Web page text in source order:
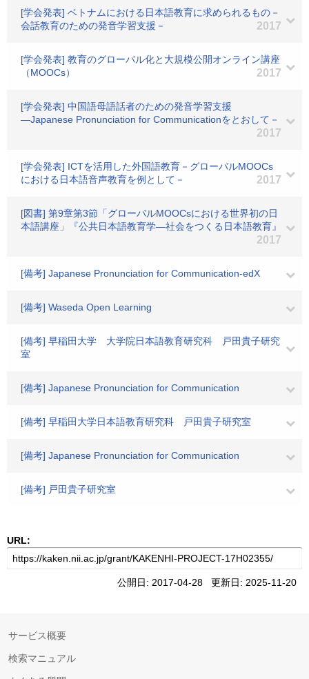
[学会発表] ベトナムにおける日本語教育に求められるもの－
会話教育のための発音学習支援－
2017
[学会発表] 教育のグローバル化と大規模公開オンライン講座
（MOOCs）
2017
[学会発表] 中国語母語話者のための発音学習支援
―Japanese Pronunciation for Communicationをとおして－
2017
[学会発表] ICTを活用した外国語教育－グローバルMOOCs
における日本語音声教育を例として－
2017
[図書] 第9章第3節「グローバルMOOCsにおける世界初の日
本語講座」『公共日本語教育学―社会をつくる日本語教育』
2017
[備考] Japanese Pronunciation for Communication-edX
[備考] Waseda Open Learning
[備考] 早稲田大学 大学院日本語教育研究科 戸田貴子研究
室
[備考] Japanese Pronunciation for Communication
[備考] 早稲田大学日本語教育研究科 戸田貴子研究室
[備考] Japanese Pronunciation for Communication
[備考] 戸田貴子研究室
URL:
公開日: 2017-04-28 更新日: 2025-11-20
サービス概要
検索マニュアル